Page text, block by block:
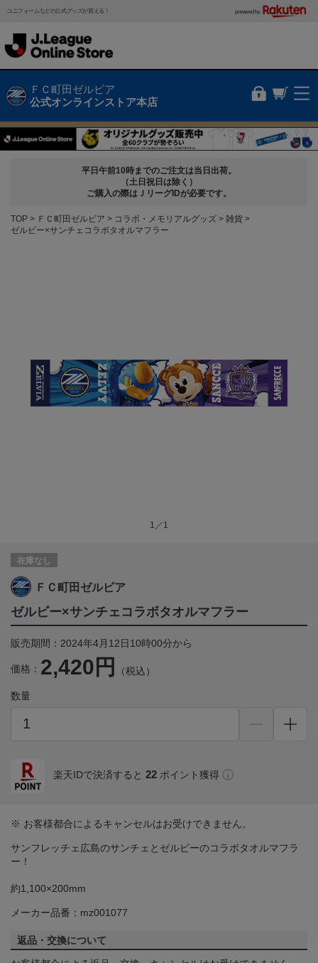
ユニフォームなどの公式グッズが買える！ powered by
ＦＣ町田ゼルビア
公式オンラインストア本店
平日午前10時までのご注文は当日出荷。
（土日祝日は除く）
ご購入の際はＪリーグIDが必要です。
TOP ＦＣ町田ゼルビア コラボ・メモリアルグッズ
雑貨
ゼルビー×サンチェコラボタオルマフラー
1／1
在庫なし
ＦＣ町田ゼルビア
ゼルビー×サンチェコラボタオルマフラー
販売期間：2024年4月12日10時00分から
価格： 2,420円 （税込）
数量
楽天IDで決済すると 22 ポイント獲得
※ お客様都合によるキャンセルはお受けできません。
サンフレッチェ広島のサンチェとゼルビーのコラボタオルマフラ
ー！
約1,100×200mm
メーカー品番：mz001077
返品・交換について